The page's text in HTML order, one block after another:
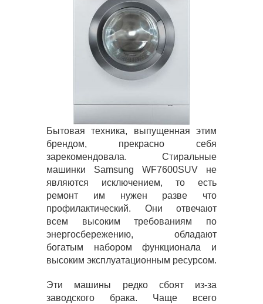
Бытовая техника, выпущенная этим
брендом, прекрасно себя
зарекомендовала. Стиральные
машинки Samsung WF7600SUV не
являются исключением, то есть
ремонт им нужен разве что
профилактический. Они отвечают
всем высоким требованиям по
энергосбережению, обладают
богатым набором функционала и
высоким эксплуатационным ресурсом.
Эти машины редко сбоят из-за
заводского брака. Чаще всего